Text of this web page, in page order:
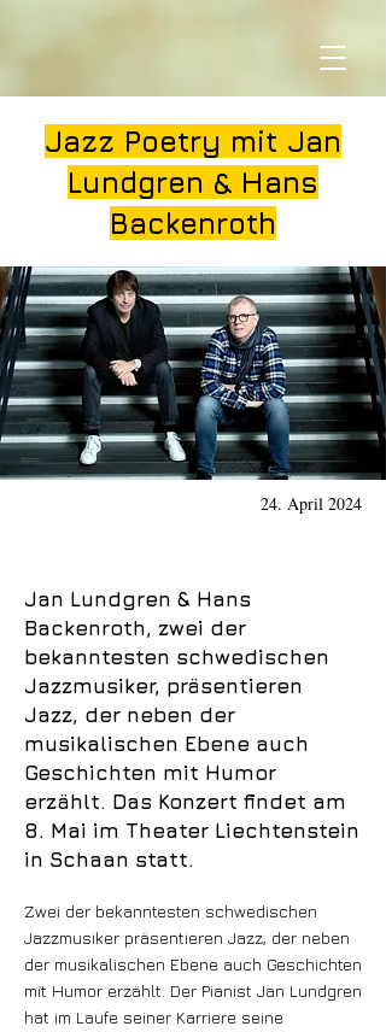
Jazz Poetry mit Jan
Lundgren & Hans
Backenroth
24. April 2024
Jan Lundgren & Hans
Backenroth, zwei der
bekanntesten schwedischen
Jazzmusiker, präsentieren
Jazz, der neben der
musikalischen Ebene auch
Geschichten mit Humor
erzählt. Das Konzert findet am
8. Mai im Theater Liechtenstein
in Schaan statt.
Zwei der bekanntesten schwedischen
Jazzmusiker präsentieren Jazz, der neben
der musikalischen Ebene auch Geschichten
mit Humor erzählt. Der Pianist Jan Lundgren
hat im Laufe seiner Karriere seine